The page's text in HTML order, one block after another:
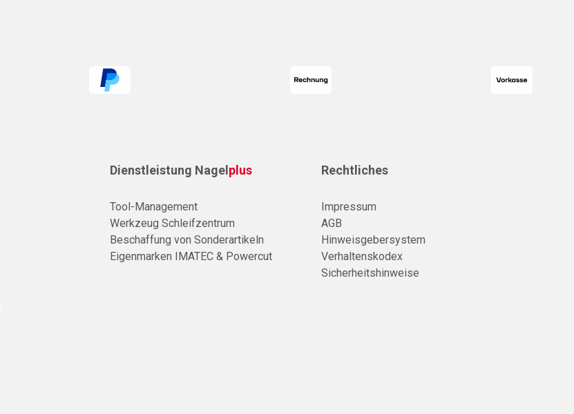
Dienstleistung Nagel plus
Tool-Management
Werkzeug Schleifzentrum
Beschaffung von Sonderartikeln
Eigenmarken IMATEC & Powercut
Rechtliches
Impressum
AGB
Hinweisgebersystem
Verhaltenskodex
Sicherheitshinweise